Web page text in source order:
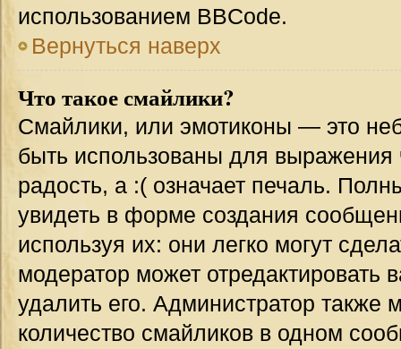
использованием BBCode.
Вернуться наверх
Что такое смайлики?
Смайлики, или эмотиконы — это
быть использованы для выражения
радость, а :( означает печаль.
увидеть в форме создания
используя их: они легко могут
модератор может
удалить его. Администратор также
количество смайликов в одном